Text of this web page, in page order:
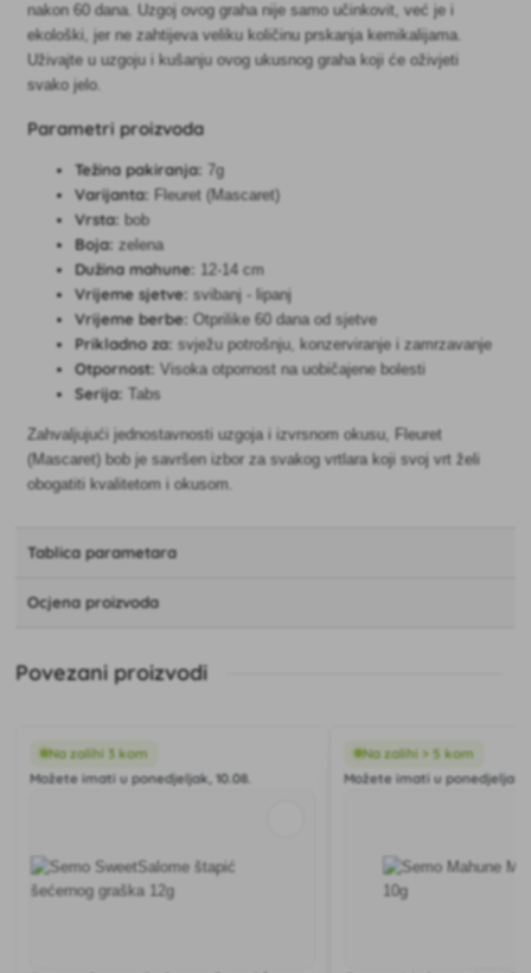
nakon 60 dana. Uzgoj ovog graha nije samo učinkovit, već je i
ekološki, jer ne zahtijeva veliku količinu prskanja kemikalijama.
Uživajte u uzgoju i kušanju ovog ukusnog graha koji će oživjeti
svako jelo.
Parametri proizvoda
Težina pakiranja: 7g
Varijanta: Fleuret (Mascaret)
Vrsta: bob
Boja: zelena
Dužina mahune: 12-14 cm
Vrijeme sjetve: svibanj - lipanj
Vrijeme berbe: Otprilike 60 dana od sjetve
Prikladno za: svježu potrošnju, konzerviranje i zamrzavanje
Otpornost: Visoka otpornost na uobičajene bolesti
Serija: Tabs
Zahvaljujući jednostavnosti uzgoja i izvrsnom okusu, Fleuret
(Mascaret) bob je savršen izbor za svakog vrtlara koji svoj vrt želi
obogatiti kvalitetom i okusom.
Tablica parametara
Ocjena proizvoda
Povezani proizvodi
Na zalihi 3 kom
Možete imati u ponedjeljak, 10.08.
Na zalihi > 5 kom
Možete imati u ponedjeljak,